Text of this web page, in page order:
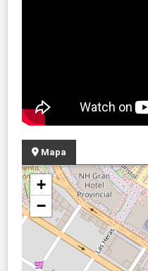
Mapa
+
−